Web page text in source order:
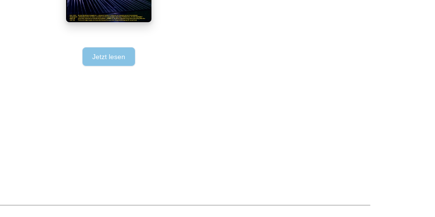
Jetzt lesen